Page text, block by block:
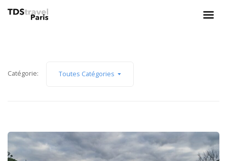
Catégorie: Toutes Catégories